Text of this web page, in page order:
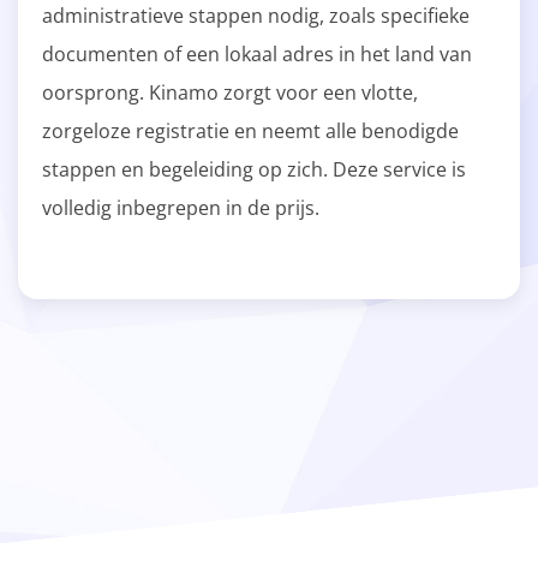
administratieve stappen nodig, zoals specifieke
documenten of een lokaal adres in het land van
oorsprong. Kinamo zorgt voor een vlotte,
zorgeloze registratie en neemt alle benodigde
stappen en begeleiding op zich. Deze service is
volledig inbegrepen in de prijs.